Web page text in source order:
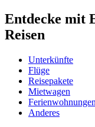
Entdecke mit
Reisen
Unterkünfte
Flüge
Reisepakete
Mietwagen
Ferienwohnungen
Anderes